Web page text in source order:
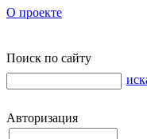
О проекте
Поиск по сайту
Авторизация